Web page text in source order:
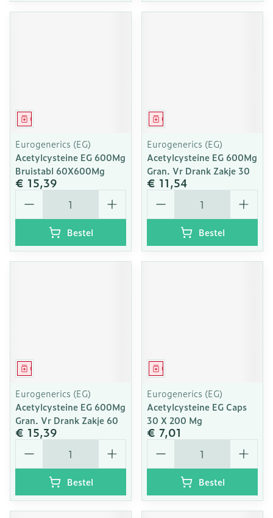
Geneesmiddel
Eurogenerics (EG)
Acetylcysteine EG 600Mg
Bruistabl 60X600Mg
€ 15,39
Aantal
Bestel
Geneesmiddel
Eurogenerics (EG)
Acetylcysteine EG 600Mg
Gran. Vr Drank Zakje 30
€ 11,54
Aantal
Bestel
Geneesmiddel
Eurogenerics (EG)
Acetylcysteine EG 600Mg
Gran. Vr Drank Zakje 60
€ 15,39
Aantal
Bestel
Geneesmiddel
Eurogenerics (EG)
Acetylcysteine EG Caps
30 X 200 Mg
€ 7,01
Aantal
Bestel